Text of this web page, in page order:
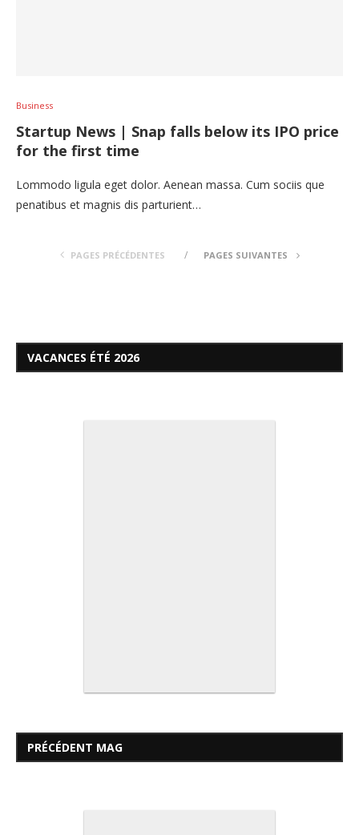
Business
Startup News | Snap falls below its IPO price
for the first time
Lommodo ligula eget dolor. Aenean massa. Cum sociis que
penatibus et magnis dis parturient…
PAGES PRÉCÉDENTES PAGES SUIVANTES
VACANCES ÉTÉ 2026
PRÉCÉDENT MAG